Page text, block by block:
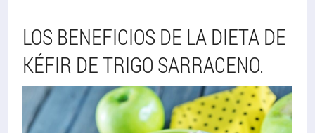
LOS BENEFICIOS DE LA DIETA DE
KÉFIR DE TRIGO SARRACENO.